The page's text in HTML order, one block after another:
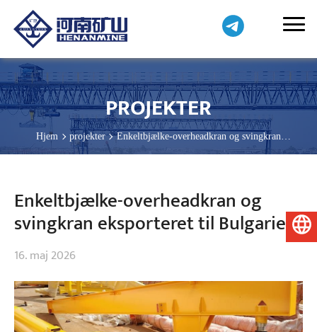
PROJEKTER
Hjem projekter
Enkeltbjælke-overheadkran og svingkran
eksporteret til Bulgarien
Enkeltbjælke-overheadkran og
svingkran eksporteret til Bulgarien
16. maj 2026
Dansk